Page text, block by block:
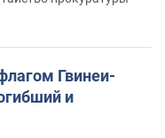
Гвинеи-
и